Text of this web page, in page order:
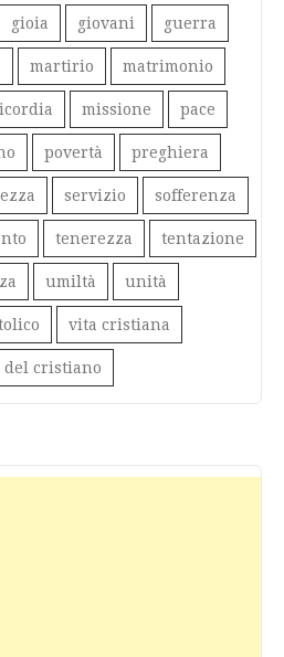
gioia giovani guerra
martirio matrimonio
missione pace
povertà preghiera
servizio sofferenza
tenerezza tentazione
umiltà unità
vita cristiana
del cristiano